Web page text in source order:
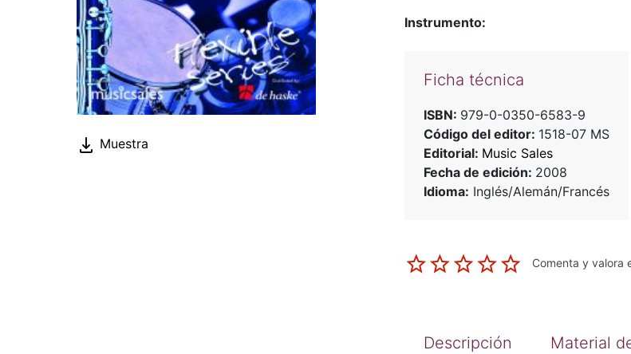
Muestra
Instrumento:
Ficha técnica
ISBN: 979-0-0350-6583-9
Código del editor: 1518-07 MS
Editorial: Music Sales
Fecha de edición: 2008
Idioma: Inglés/Alemán/Francés
Comenta y valora
Descripción Material